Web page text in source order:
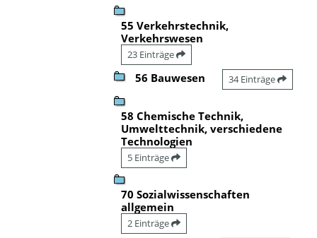
55 Verkehrstechnik,
Verkehrswesen
23 Einträge
56 Bauwesen 34 Einträge
58 Chemische Technik,
Umwelttechnik, verschiedene
Technologien
5 Einträge
70 Sozialwissenschaften
allgemein
2 Einträge